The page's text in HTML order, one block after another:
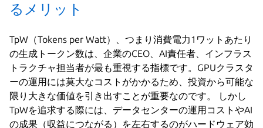
るメリット
TpW（Tokens per Watt）、つまり消費電力1ワットあたり
の生成トークン数は、企業のCEO、AI責任者、インフラス
トラクチャ担当者が最も重視する指標です。GPUクラスタ
ーの運用には莫大なコストがかかるため、投資から可能な
限り大きな価値を引き出すことが重要なのです。 しかし
TpWを追求する際には、データセンターの運用コストやAI
の成果（収益につながる）を左右するのがハードウェア効